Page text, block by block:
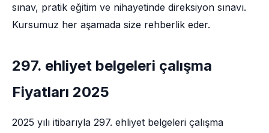
sınav, pratik eğitim ve nihayetinde direksiyon sınavı.
Kursumuz her aşamada size rehberlik eder.
297. ehliyet belgeleri çalışma
Fiyatları 2025
2025 yılı itibarıyla 297. ehliyet belgeleri çalışma